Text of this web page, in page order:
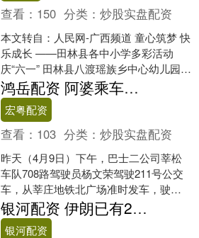
查看： 150 分类：炒股实盘配资
本文转自：人民网-广西频道 童心筑梦 快
乐成长 ——田林县各中小学多彩活动
庆“六一” 田林县八渡瑶族乡中心幼儿园举
行“创意西瓜秀”活动。黄馨仪摄 六月阳光
正好，....
鸿岳配资 阿婆乘车迷路只知“家在上海” 公交与民警接力送她回家
宏粤配资
查看： 103 分类：炒股实盘配资
昨天（4月9日）下午，巴士二公司莘松
车队708路驾驶员杨文荣驾驶211号公交
车，从莘庄地铁北广场准时发车，驶向
终点站新桥火车站，一场温暖的爱心相
助在这趟常规运营....
银河配资 伊朗已有243名学生和教师在美以伊战事中丧生
银河配资